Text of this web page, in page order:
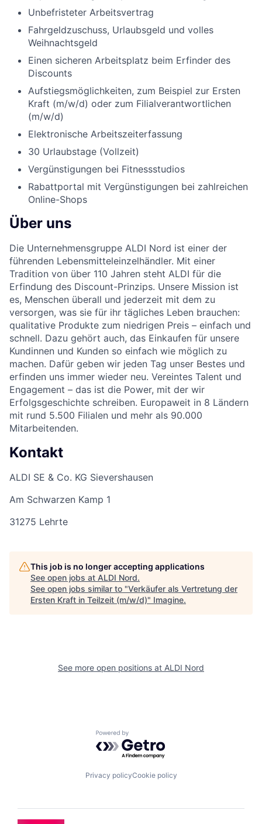
Unbefristeter Arbeitsvertrag
Fahrgeldzuschuss, Urlaubsgeld und volles
Weihnachtsgeld
Einen sicheren Arbeitsplatz beim Erfinder des
Discounts
Aufstiegsmöglichkeiten, zum Beispiel zur Ersten
Kraft (m/w/d) oder zum Filialverantwortlichen
(m/w/d)
Elektronische Arbeitszeiterfassung
30 Urlaubstage (Vollzeit)
Vergünstigungen bei Fitnessstudios
Rabattportal mit Vergünstigungen bei zahlreichen
Online-Shops
Über uns
Die Unternehmensgruppe ALDI Nord ist einer der
führenden Lebensmitteleinzelhändler. Mit einer
Tradition von über 110 Jahren steht ALDI für die
Erfindung des Discount-Prinzips. Unsere Mission ist
es, Menschen überall und jederzeit mit dem zu
versorgen, was sie für ihr tägliches Leben brauchen:
qualitative Produkte zum niedrigen Preis – einfach und
schnell. Dazu gehört auch, das Einkaufen für unsere
Kundinnen und Kunden so einfach wie möglich zu
machen. Dafür geben wir jeden Tag unser Bestes und
erfinden uns immer wieder neu. Vereintes Talent und
Engagement – das ist die Power, mit der wir
Erfolgsgeschichte schreiben. Europaweit in 8 Ländern
mit rund 5.500 Filialen und mehr als 90.000
Mitarbeitenden.
Kontakt
ALDI SE & Co. KG Sievershausen
Am Schwarzen Kamp 1
31275 Lehrte
This job is no longer accepting applications
See open jobs at ALDI Nord.
See open jobs similar to "Verkäufer als Vertretung der
Ersten Kraft in Teilzeit (m/w/d)" Imagine.
See more open positions at ALDI Nord
Powered by Getro.com
Privacy policyCookie policy